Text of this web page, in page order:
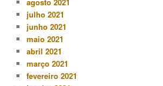
agosto 2021
julho 2021
junho 2021
maio 2021
abril 2021
março 2021
fevereiro 2021